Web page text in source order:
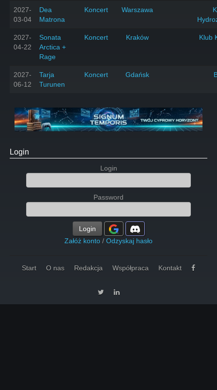
2027-
03-04
Dea
Matrona
Koncert Warszawa
2027-
04-22
Sonata
Arctica +
Rage
Koncert Kraków Klub
2027-
06-12
Tarja
Turunen
Koncert Gdańsk
Login
Login
Password
Login
Załóż konto / Odzyskaj hasło
Start O nas Redakcja Współpraca Kontakt